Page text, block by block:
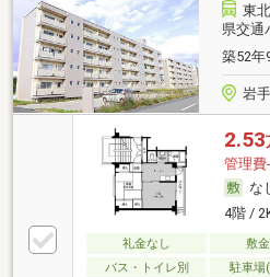
東
県交
築52年
岩
2.53
管理費-
な
4階 /
礼金なし 敷
バス・トイレ別
駐車場